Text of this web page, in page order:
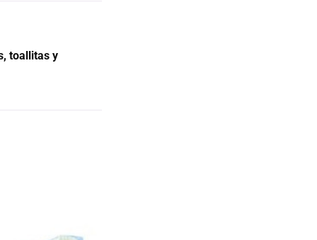
toallitas y